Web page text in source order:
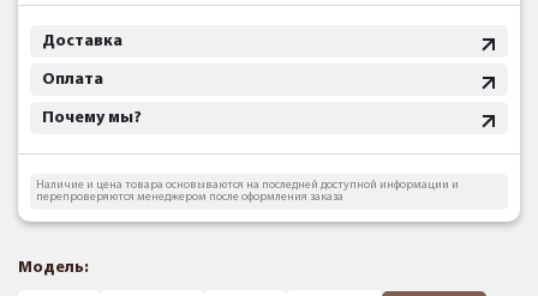
Доставка
Оплата
Почему мы?
Наличие и цена товара основываются на последней доступной информации и
перепроверяются менеджером после оформления заказа
Модель: